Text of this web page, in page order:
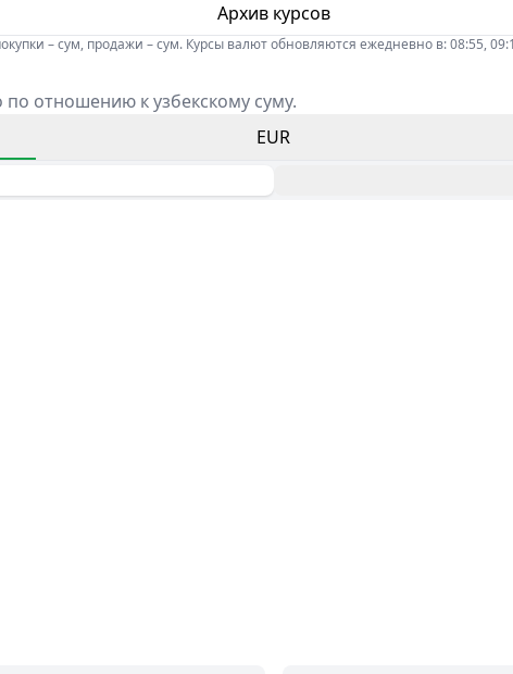
Архив курсов
– сум, продажи – сум. Курсы валют обновляются ежедневно в: 08:55,
отношению к узбекскому суму.
EUR